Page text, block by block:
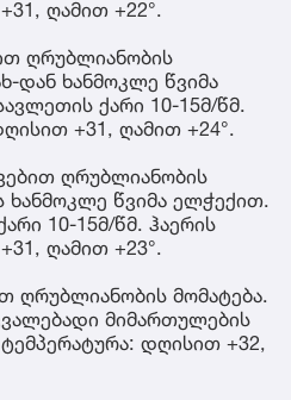
ღამით +22°.
ღრუბლიანობის
დან ხანმოკლე წვიმა
ქარი 10-15მ/წმ.
+31, ღამით +24°.
ღრუბლიანობის
წვიმა ელჭექით.
10-15მ/წმ. ჰაერის
ღამით +23°.
ღრუბლიანობის მომატება.
მიმართულების
დღისით +32,